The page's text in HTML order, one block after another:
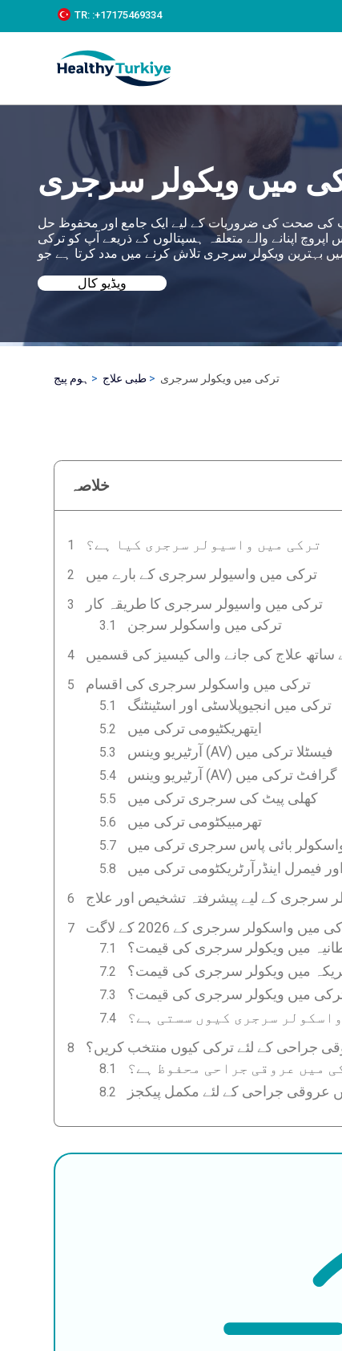
k
c
TR: :+‪17175469334‬
میں ویکولر سرجری
کی صحت کی ضروریات کے لیے ایک جامع اور محفوظ حل
صحت کے ہر شعبے میں 360 درجے کی سروس اپروچ اپنانے والے متعلقہ ہسپتالوں کے ذریعے آپ کو ترکی
ویڈیو کال
ہوم پیج طبی علاج ترکی میں ویکولر سرجری
خلاصہ
ترکی میں واسیولر سرجری کیا ہے؟
ترکی میں واسیولر سرجری کے بارے میں
ترکی میں واسیولر سرجری کا طریقہ کار
ترکی میں واسکولر سرجن
علاج کی جانے والی کیسیز کی قسمیں
ترکی میں واسکولر سرجری کی اقسام
ترکی میں انجیوپلاسٹی اور اسٹینٹنگ
ایتھریکٹیومی ترکی میں
آرٹیریو وینس (AV) فیسٹلا ترکی میں
آرٹیریو وینس (AV) گرافٹ ترکی میں
کھلی پیٹ کی سرجری ترکی میں
تھرمبیکٹومی ترکی میں
بائی پاس سرجری ترکی میں
فیمرل اینڈرآرٹریکٹومی ترکی میں
سرجری کے لیے پیشرفتہ تشخیص اور علاج
میں واسکولر سرجری کے 2026 کے لاگت
میں ویکولر سرجری کی قیمت؟
میں ویکولر سرجری کی قیمت؟
میں ویکولر سرجری کی قیمت؟
سرجری کیوں سستی ہے؟
جراحی کے لئے ترکی کیوں منتخب کریں؟
میں عروقی جراحی محفوظ ہے؟
عروقی جراحی کے لئے مکمل پیکجز